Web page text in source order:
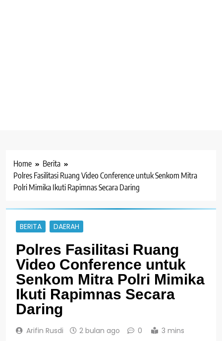
Home
Berita
Polres Fasilitasi Ruang Video Conference untuk Senkom Mitra
Polri Mimika Ikuti Rapimnas Secara Daring
BERITA DAERAH
Polres Fasilitasi Ruang
Video Conference untuk
Senkom Mitra Polri Mimika
Ikuti Rapimnas Secara
Daring
Arifin Rusdi 2 bulan ago 0 3 mins